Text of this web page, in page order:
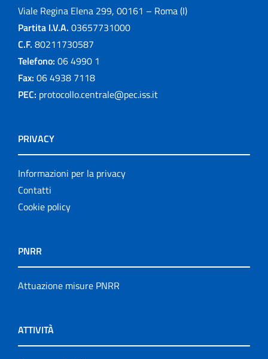
Viale Regina Elena 299, 00161 – Roma (I)
Partita I.V.A. 03657731000
C.F. 80211730587
Telefono: 06 4990 1
Fax: 06 4938 7118
PEC: protocollo.centrale@pec.iss.it
PRIVACY
Informazioni per la privacy
Contatti
Cookie policy
PNRR
Attuazione misure PNRR
ATTIVITÀ